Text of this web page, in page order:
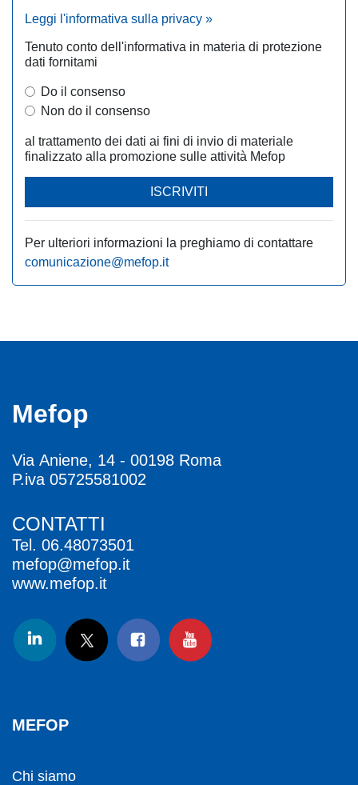
Leggi l'informativa sulla privacy »
Tenuto conto dell'informativa in materia di protezione
dati fornitami
Do il consenso
Non do il consenso
al trattamento dei dati ai fini di invio di materiale
finalizzato alla promozione sulle attività Mefop
ISCRIVITI
Per ulteriori informazioni la preghiamo di contattare
comunicazione@mefop.it
Mefop
Via Aniene, 14 - 00198 Roma
P.iva 05725581002
CONTATTI
Tel. 06.48073501
mefop@mefop.it
www.mefop.it
MEFOP
Chi siamo